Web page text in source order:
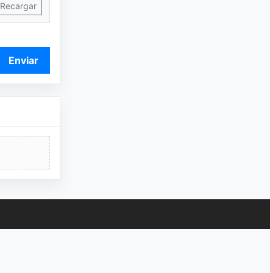
Recargar
Enviar